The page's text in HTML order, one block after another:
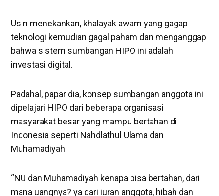
Usin menekankan, khalayak awam yang gagap
teknologi kemudian gagal paham dan menganggap
bahwa sistem sumbangan HIPO ini adalah
investasi digital.
Padahal, papar dia, konsep sumbangan anggota ini
dipelajari HIPO dari beberapa organisasi
masyarakat besar yang mampu bertahan di
Indonesia seperti Nahdlathul Ulama dan
Muhamadiyah.
“NU dan Muhamadiyah kenapa bisa bertahan, dari
mana uangnya? ya dari iuran anggota, hibah dan